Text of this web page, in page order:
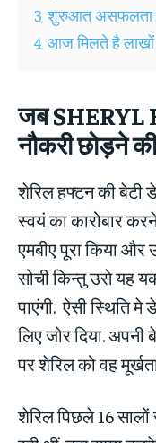
3 शुरुआत असफलता
4 आज मिलते है
जब SHERYL
नौकरी छोड़ने
शेरिल हफ्टन की बेटी
स्वयं का कारोबार
एमबीए पूरा किया
सोची किन्तु उसे यह
पाएंगी. ऐसी स्थिति
लिए जोर दिया. अपनी
पर शेरिल को वह
शेरिल पिछले 16